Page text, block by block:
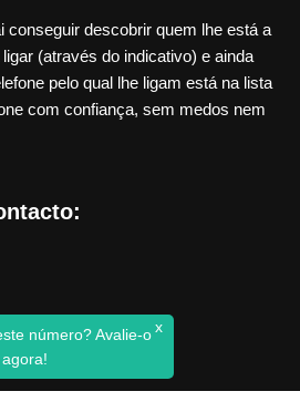
conseguir descobrir quem lhe está a
(através do indicativo) e ainda
pelo qual lhe ligam está na lista
com confiança, sem medos nem
número? Avalie-o
agora!
x